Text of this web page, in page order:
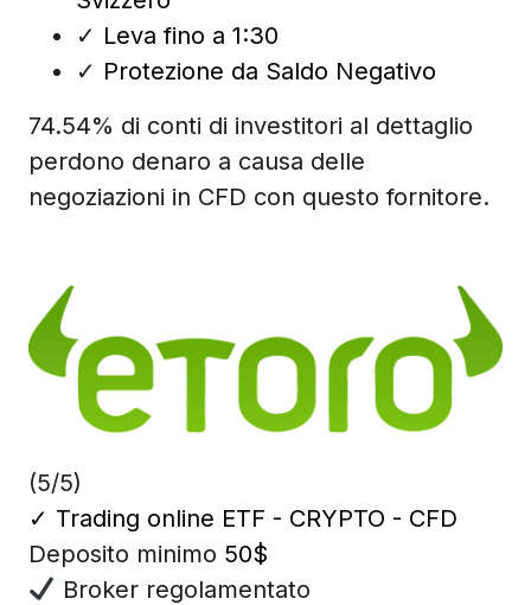
✓ Leva fino a 1:30
✓ Protezione da Saldo Negativo
74.54% di conti di investitori al dettaglio
perdono denaro a causa delle
negoziazioni in CFD con questo fornitore.
(5/5)
✓ Trading online ETF - CRYPTO - CFD
Deposito minimo 50$
Broker regolamentato